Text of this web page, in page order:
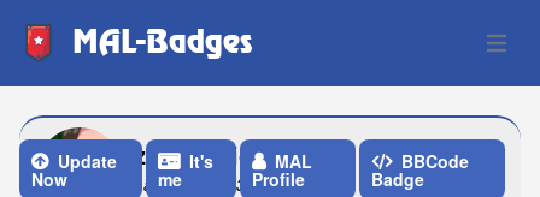
MAL-Badges Open
zygomaticusmatic
Last Update: 3 Weeks ago
Update
Now
It's
me
MAL
Profile
BBCode
Badge